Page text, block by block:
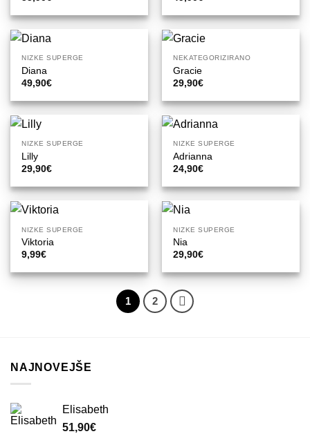
NIZKE SUPERGE
Diana
49,90€
NEKATEGORIZIRANO
Gracie
29,90€
NIZKE SUPERGE
Lilly
29,90€
NIZKE SUPERGE
Adrianna
24,90€
NIZKE SUPERGE
Viktoria
9,99€
NIZKE SUPERGE
Nia
29,90€
1 2
NAJNOVEJŠE
Elisabeth
51,90€